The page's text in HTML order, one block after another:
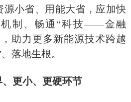
源小省、用能大省，应加快
制、畅通 “科技——金融
助力更多新能源技术跨越
落地生根。
更小、更硬环节